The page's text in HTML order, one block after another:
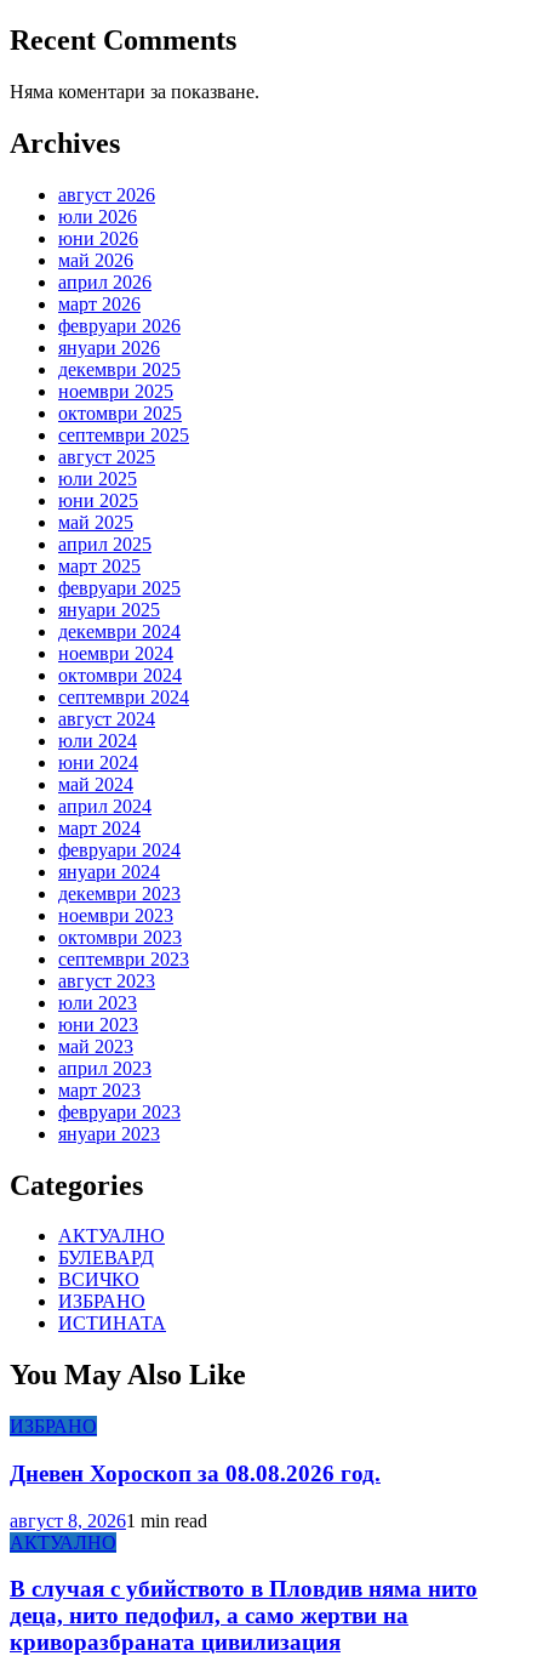
Recent Comments
Няма коментари за показване.
Archives
август 2026
юли 2026
юни 2026
май 2026
април 2026
март 2026
февруари 2026
януари 2026
декември 2025
ноември 2025
октомври 2025
септември 2025
август 2025
юли 2025
юни 2025
май 2025
април 2025
март 2025
февруари 2025
януари 2025
декември 2024
ноември 2024
октомври 2024
септември 2024
август 2024
юли 2024
юни 2024
май 2024
април 2024
март 2024
февруари 2024
януари 2024
декември 2023
ноември 2023
октомври 2023
септември 2023
август 2023
юли 2023
юни 2023
май 2023
април 2023
март 2023
февруари 2023
януари 2023
Categories
АКТУАЛНО
БУЛЕВАРД
ВСИЧКО
ИЗБРАНО
ИСТИНАТА
You May Also Like
ИЗБРАНО
Дневен Хороскоп за 08.08.2026 год.
август 8, 20261 min read
АКТУАЛНО
В случая с убийството в Пловдив няма нито
деца, нито педофил, а само жертви на
криворазбраната цивилизация